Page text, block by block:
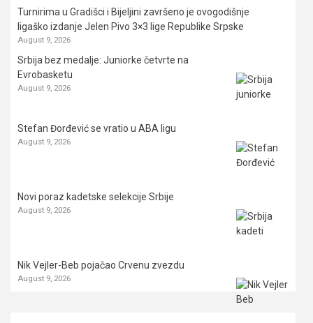
Turnirima u Gradišci i Bijeljini završeno je ovogodišnje
ligaško izdanje Jelen Pivo 3×3 lige Republike Srpske
August 9, 2026
Srbija bez medalje: Juniorke četvrte na
Evrobasketu
August 9, 2026
Stefan Đorđević se vratio u ABA ligu
August 9, 2026
Novi poraz kadetske selekcije Srbije
August 9, 2026
Nik Vejler-Beb pojačao Crvenu zvezdu
August 9, 2026